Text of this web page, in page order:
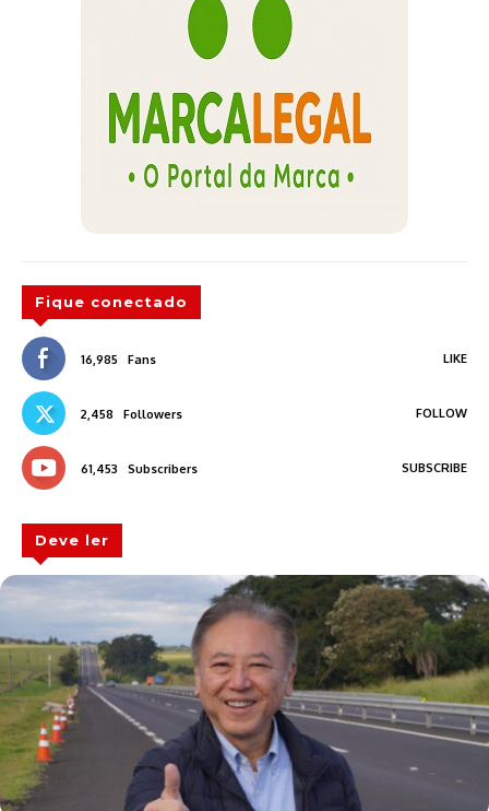
Fique conectado
16,985 Fans LIKE
2,458 Followers FOLLOW
61,453 Subscribers SUBSCRIBE
Deve ler